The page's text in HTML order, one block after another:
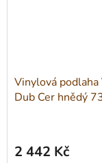
Vinylová podlaha
Dub Cer hnědý
2 442 Kč